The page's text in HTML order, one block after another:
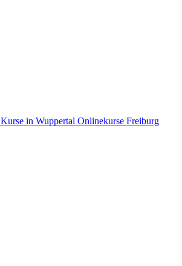
Kurse in Wuppertal Onlinekurse Freiburg